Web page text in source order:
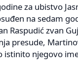
za ubistvo
na sedam
Raspudić zvan
presude,
istinito njegovo